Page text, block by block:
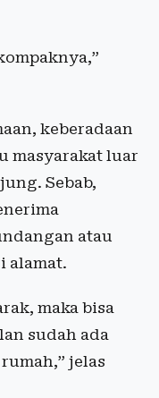
keberadaan
masyarakat luar
Sebab,
atau
alamat.
maka bisa
sudah ada
jelas